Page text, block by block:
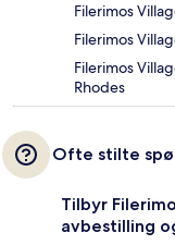
Filerimos
Filerimos
Filerimos
Rhodes
Ofte stilte
Tilbyr
avbestilling